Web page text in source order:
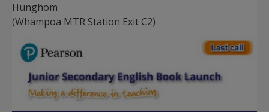
Hunghom
(Whampoa MTR Station Exit C2)